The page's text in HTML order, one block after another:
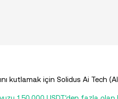
kutlamak için Solidus Ai Tech